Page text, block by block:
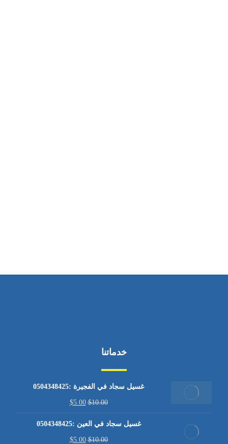
خدماتنا
غسيل سجاد في الفجيرة :0504348425
$10.00
$5.00
غسيل سجاد في العين :0504348425
$10.00
$5.00